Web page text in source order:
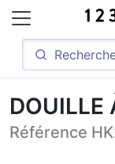
DOUILLE
Référence